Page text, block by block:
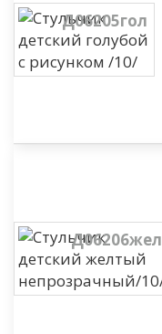
Д06205гол
Д06206жел